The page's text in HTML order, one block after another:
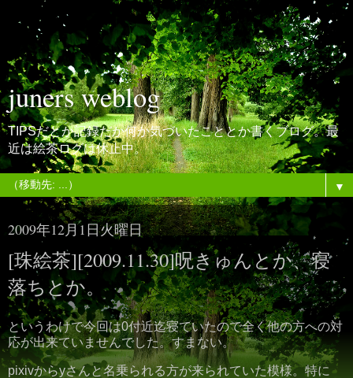
juners weblog
TIPSだとか記録だか何か気づいたこととか書くブログ。最
近は絵茶ログは休止中。
▼
2009年12月1日火曜日
[珠絵茶][2009.11.30]呪きゅんとか、寝
落ちとか。
というわけで今回は0付近迄寝ていたので全く他の方への対
応が出来ていませんでした。すまない。
pixivからyさんと名乗られる方が来られていた模様。特に